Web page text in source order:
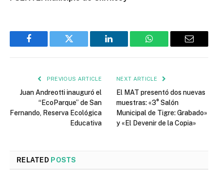
Facebook Twitter LinkedIn WhatsApp Email
PREVIOUS ARTICLE
Juan Andreotti inauguró el
“EcoParque” de San
Fernando, Reserva Ecológica
Educativa
NEXT ARTICLE
El MAT presentó dos nuevas
muestras: «3° Salón
Municipal de Tigre: Grabado»
y «El Devenir de la Copia»
RELATED POSTS